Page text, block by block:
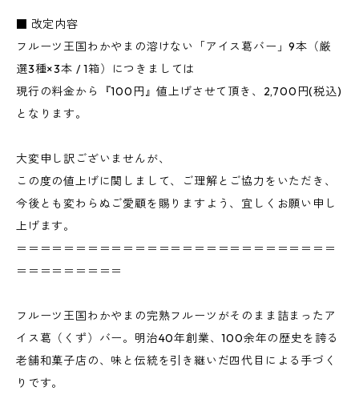
■ 改定内容
フルーツ王国わかやまの溶けない「アイス葛バー」9本（厳
選3種×3本 / 1箱）につきましては
現行の料金から『100円』値上げさせて頂き、2,700円(税込)
となります。
大変申し訳ございませんが、
この度の値上げに関しまして、ご理解とご協力をいただき、
今後とも変わらぬご愛顧を賜りますよう、宜しくお願い申し
上げます。
＝＝＝＝＝＝＝＝＝＝＝＝＝＝＝＝＝＝＝＝＝＝＝＝＝＝＝
＝＝＝＝＝＝＝＝＝
フルーツ王国わかやまの完熟フルーツがそのまま詰まったア
イス葛（くず）バー。明治40年創業、100余年の歴史を誇る
老舗和菓子店の、味と伝統を引き継いだ四代目による手づく
りです。